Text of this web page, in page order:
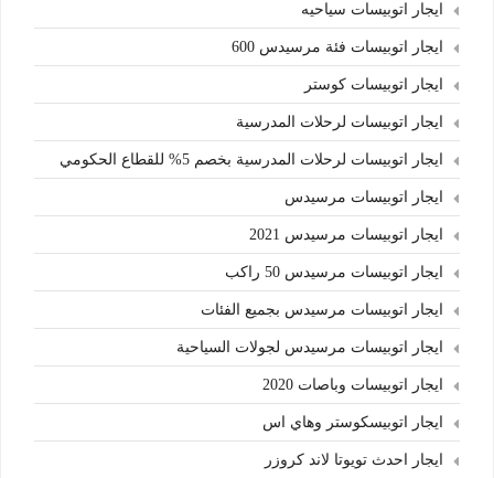
ايجار اتوبيسات سياحيه
ايجار اتوبيسات فئة مرسيدس 600
ايجار اتوبيسات كوستر
ايجار اتوبيسات لرحلات المدرسية
ايجار اتوبيسات لرحلات المدرسية بخصم 5% للقطاع الحكومي
ايجار اتوبيسات مرسيدس
ايجار اتوبيسات مرسيدس 2021
ايجار اتوبيسات مرسيدس 50 راكب
ايجار اتوبيسات مرسيدس بجميع الفئات
ايجار اتوبيسات مرسيدس لجولات السياحية
ايجار اتوبيسات وباصات 2020
ايجار اتوبيسكوستر وهاي اس
ايجار احدث تويوتا لاند كروزر